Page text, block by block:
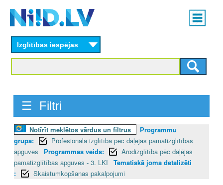
content
Main
menu
Izglītības iespējas
☰ Filtri
Notīrīt meklētos vārdus un filtrus
Programmu
grupa:
Profesionālā izglītība pēc daļējas pamatizglītības
apguves
Programmas veids:
Arodizglītība pēc daļējas
pamatizglītības apguves - 3. LKI
Tematiskā joma detalizēti
:
Skaistumkopšanas pakalpojumi